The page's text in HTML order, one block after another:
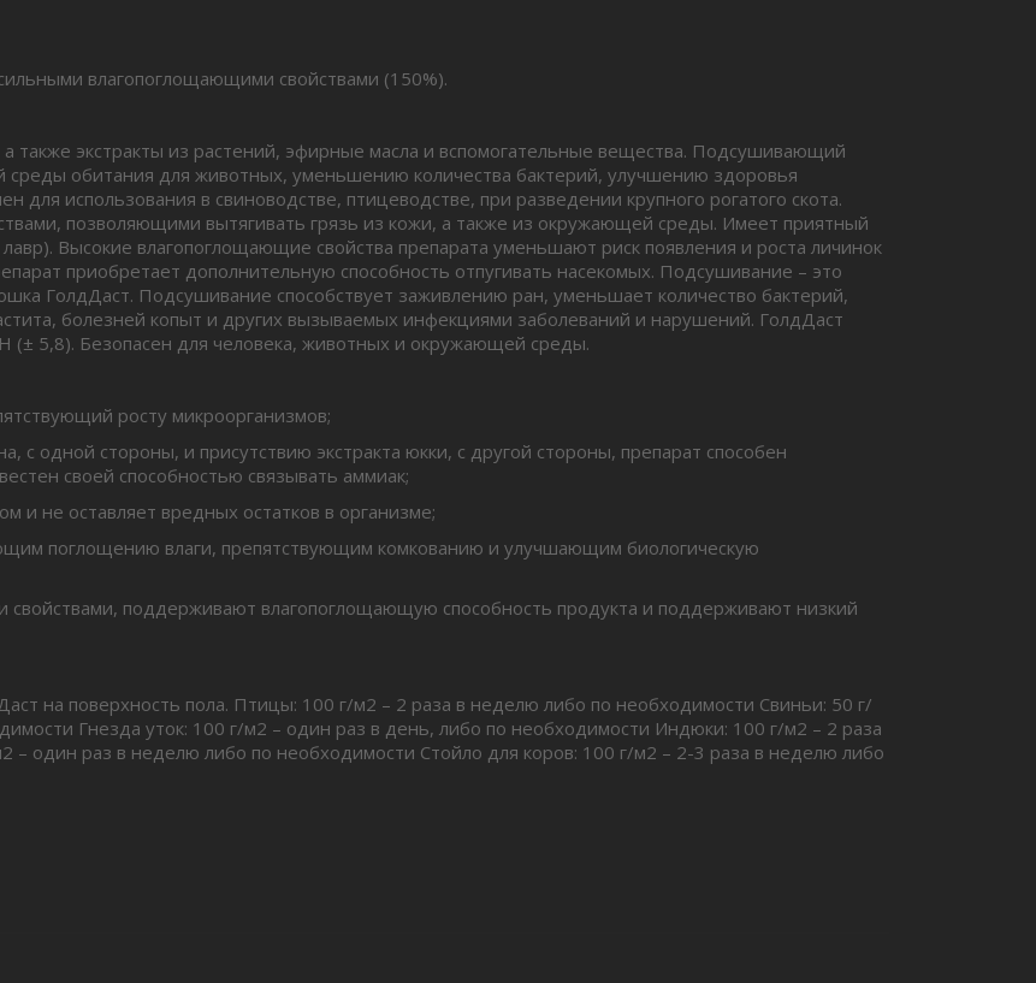
влагопоглощающими свойствами (150%).
также экстракты из растений, эфирные масла и вспомогательные вещества. Подсушивающий
обитания для животных, уменьшению количества бактерий, улучшению здоровья
использования в свиноводстве, птицеводстве, при разведении крупного рогатого скота.
позволяющими вытягивать грязь из кожи, а также из окружающей среды. Имеет приятный
Высокие влагопоглощающие свойства препарата уменьшают риск появления и роста личинок
приобретает дополнительную способность отпугивать насекомых. Подсушивание – это
ГолдДаст. Подсушивание способствует заживлению ран, уменьшает количество бактерий,
болезней копыт и других вызываемых инфекциями заболеваний и нарушений. ГолдДаст
(± 5,8). Безопасен для человека, животных и окружающей среды.
росту микроорганизмов;
с одной стороны, и присутствию экстракта юкки, с другой стороны, препарат способен
своей способностью связывать аммиак;
и не оставляет вредных остатков в организме;
поглощению влаги, препятствующим комкованию и улучшающим биологическую
свойствами, поддерживают влагопоглощающую способность продукта и поддерживают низкий
на поверхность пола. Птицы: 100 г/м2 – 2 раза в неделю либо по необходимости Свиньи: 50 г/
Гнезда уток: 100 г/м2 – один раз в день, либо по необходимости Индюки: 100 г/м2 – 2 раза
– один раз в неделю либо по необходимости Стойло для коров: 100 г/м2 – 2-3 раза в неделю либо